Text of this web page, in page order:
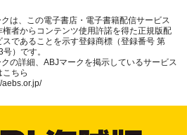
は、この電子書店・電子書籍配信サービス
権者からコンテンツ使用許諾を得た正規版配
スであることを示す登録商標（登録番号 第
）です。
の詳細、ABJマークを掲示しているサービス
こちら
aebs.or.jp/